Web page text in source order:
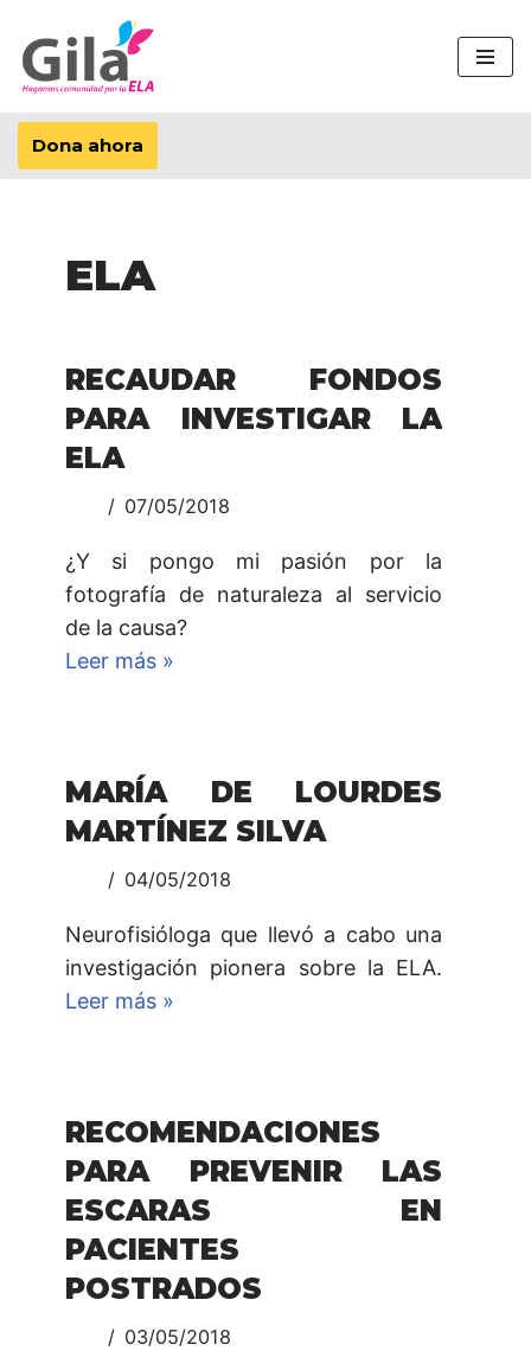
Saltar
al
contenido
Dona ahora
ELA
RECAUDAR FONDOS
PARA INVESTIGAR LA
ELA
07/05/2018
¿Y si pongo mi pasión por la
fotografía de naturaleza al servicio
de la causa?
Leer más »
MARÍA DE LOURDES
MARTÍNEZ SILVA
04/05/2018
Neurofisióloga que llevó a cabo una
investigación pionera sobre la ELA.
Leer más »
RECOMENDACIONES
PARA PREVENIR LAS
ESCARAS EN
PACIENTES
POSTRADOS
03/05/2018